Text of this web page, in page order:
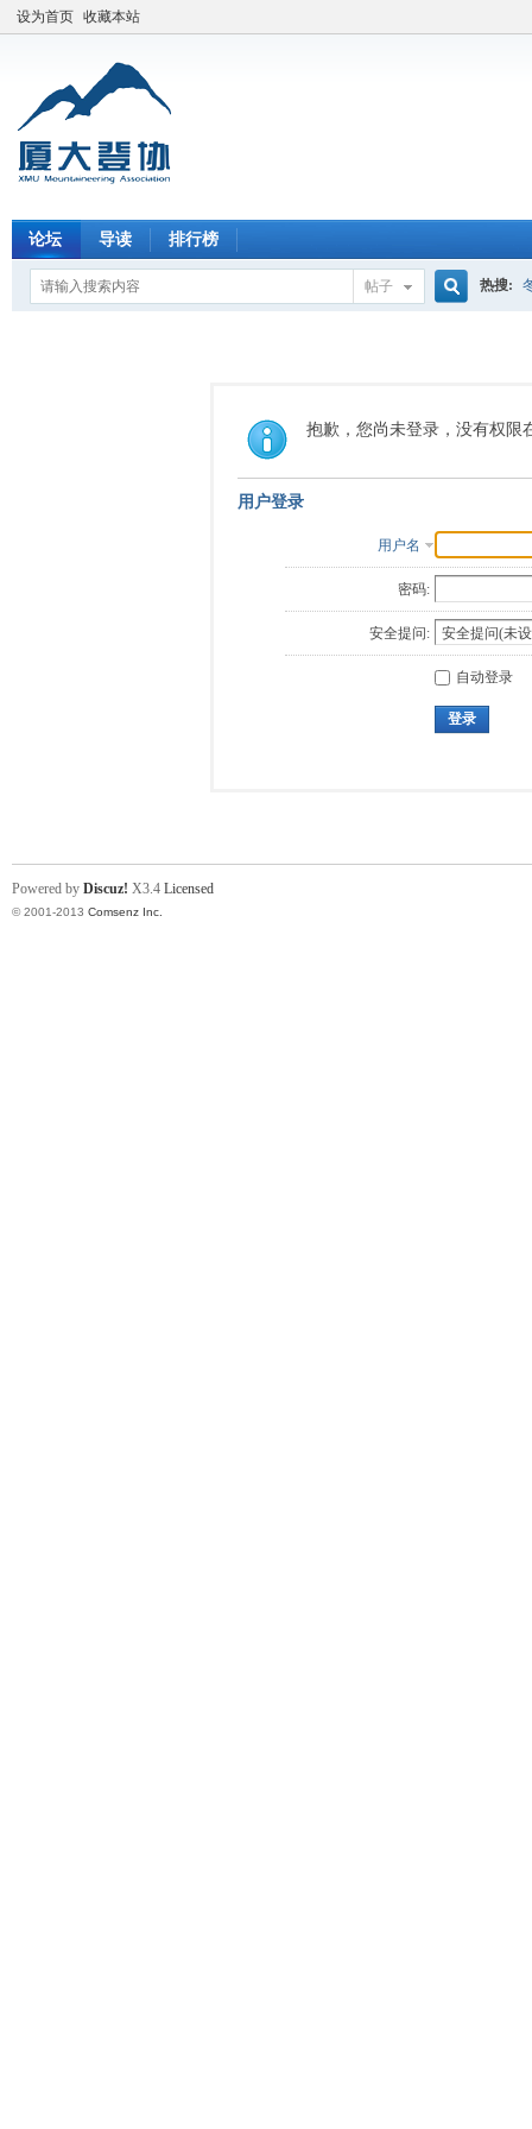
设为首页 收藏本站
论坛 导读 排行榜
帖子
索
热搜:
抱歉，您尚未登录，没有权限
用户登录
用户名
密码:
安全提问:
自动登录
登录
Powered by Discuz! X3.4 Licensed
© 2001-2013 Comsenz Inc.